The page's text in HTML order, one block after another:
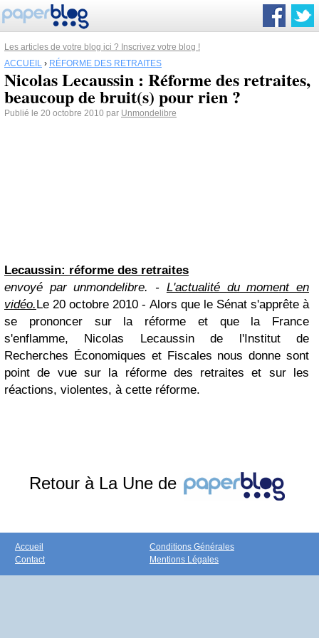
Les articles de votre blog ici ? Inscrivez votre blog !
ACCUEIL › RÉFORME DES RETRAITES
Nicolas Lecaussin : Réforme des retraites,
beaucoup de bruit(s) pour rien ?
Publié le 20 octobre 2010 par Unmondelibre
Lecaussin: réforme des retraites
envoyé par unmondelibre. - L'actualité du moment en
vidéo.Le 20 octobre 2010 - Alors que le Sénat s'apprête à
se prononcer sur la réforme et que la France
s'enflamme, Nicolas Lecaussin de l'Institut de
Recherches Économiques et Fiscales nous donne sont
point de vue sur la réforme des retraites et sur les
réactions, violentes, à cette réforme.
Retour à La Une de
Accueil
Contact
Conditions Générales
Mentions Légales